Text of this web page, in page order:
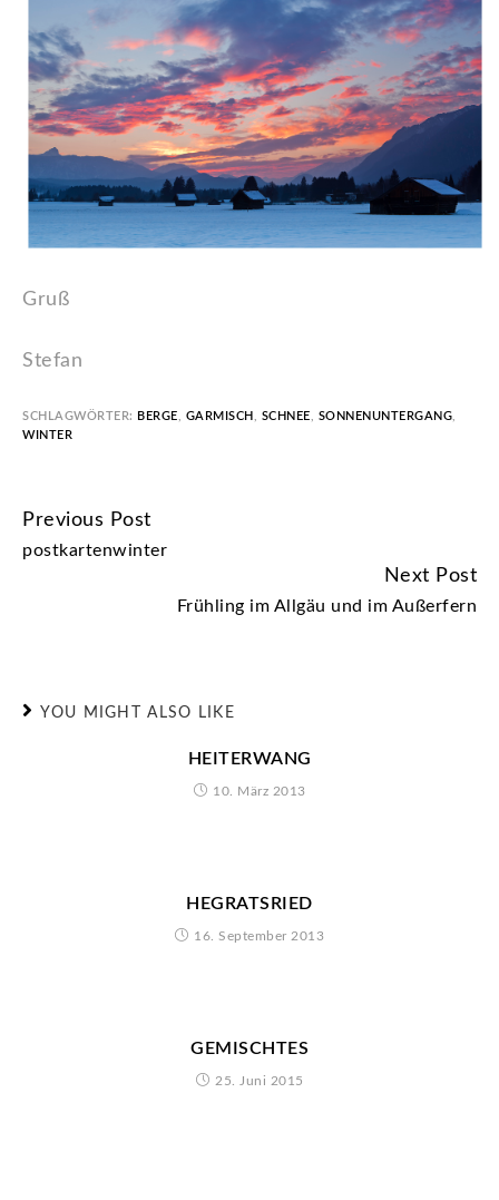
Gruß
Stefan
SCHLAGWÖRTER: BERGE, GARMISCH, SCHNEE, SONNENUNTERGANG,
WINTER
CONTINUE
READING
Previous Post
postkartenwinter
Next Post
Frühling im Allgäu und im Außerfern
YOU MIGHT ALSO LIKE
HEITERWANG
10. März 2013
HEGRATSRIED
16. September 2013
GEMISCHTES
25. Juni 2015